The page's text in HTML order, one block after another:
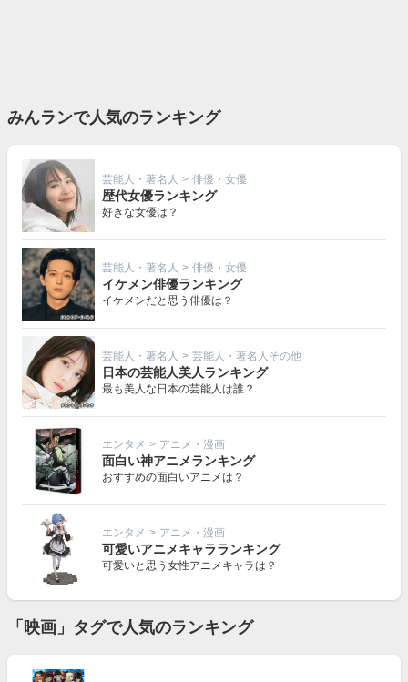
みんランで人気のランキング
芸能人・著名人 > 俳優・女優
歴代女優ランキング
好きな女優は？
芸能人・著名人 > 俳優・女優
イケメン俳優ランキング
イケメンだと思う俳優は？
芸能人・著名人 > 芸能人・著名人その他
日本の芸能人美人ランキング
最も美人な日本の芸能人は誰？
エンタメ > アニメ・漫画
面白い神アニメランキング
おすすめの面白いアニメは？
エンタメ > アニメ・漫画
可愛いアニメキャラランキング
可愛いと思う女性アニメキャラは？
「映画」タグで人気のランキング